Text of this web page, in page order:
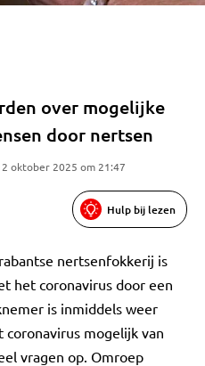
over mogelijke
door nertsen
oktober 2025 om 21:47
Hulp bij lezen
nertsenfokkerij is
het coronavirus door een
is inmiddels weer
mogelijk van
vragen op. Omroep